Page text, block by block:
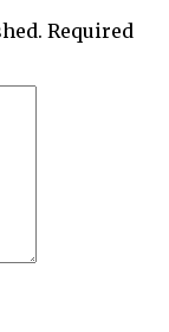
Required